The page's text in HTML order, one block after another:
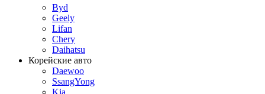
Byd
Geely
Lifan
Chery
Daihatsu
Корейские авто
Daewoo
SsangYong
Kia